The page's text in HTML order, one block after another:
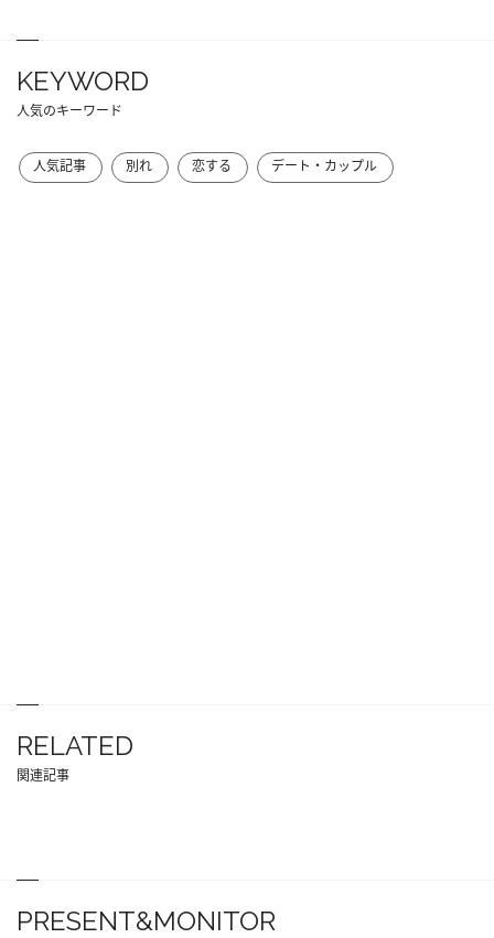
KEYWORD
人気のキーワード
人気記事 別れ 恋する デート・カップル
RELATED
関連記事
PRESENT&MONITOR